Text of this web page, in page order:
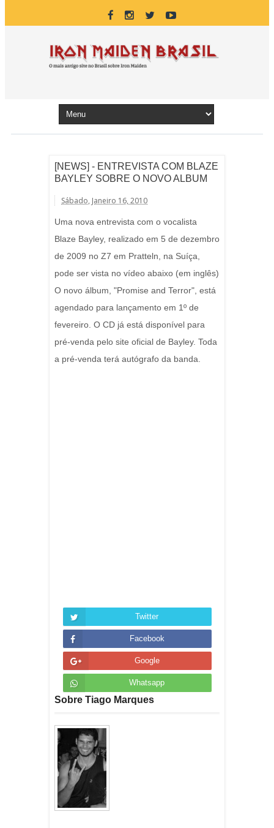
[NEWS] - ENTREVISTA COM BLAZE
BAYLEY SOBRE O NOVO ALBUM
Sábado, Janeiro 16, 2010
Uma nova entrevista com o vocalista
Blaze Bayley, realizado em 5 de dezembro
de 2009 no Z7 em Pratteln, na Suíça,
pode ser vista no vídeo abaixo (em inglês)
O novo álbum, "Promise and Terror", está
agendado para lançamento em 1º de
fevereiro. O CD já está disponível para
pré-venda pelo site oficial de Bayley. Toda
a pré-venda terá autógrafo da banda.
Twitter
Facebook
Google
Whatsapp
Sobre Tiago Marques